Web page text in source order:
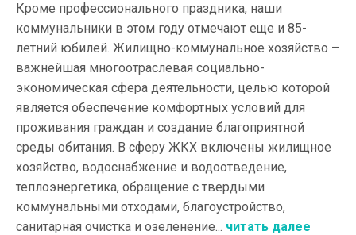
Кроме профессионального праздника, наши
коммунальники в этом году отмечают еще и 85-
летний юбилей. Жилищно-коммунальное хозяйство –
важнейшая многоотраслевая социально-
экономическая сфера деятельности, целью которой
является обеспечение комфортных условий для
проживания граждан и создание благоприятной
среды обитания. В сферу ЖКХ включены жилищное
хозяйство, водоснабжение и водоотведение,
теплоэнергетика, обращение с твердыми
коммунальными отходами, благоустройство,
санитарная очистка и озеленение... читать далее